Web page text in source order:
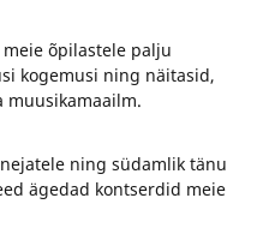
õpilastele palju
kogemusi ning näitasid,
muusikamaailm.
ning südamlik tänu
ägedad kontserdid meie